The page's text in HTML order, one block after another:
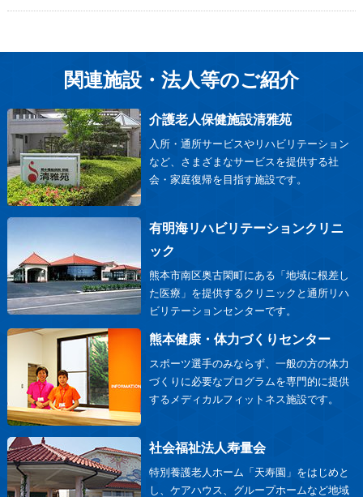
関連施設・法人等のご紹介
介護老人保健施設清雅苑
入所・通所サービスやリハビリテーション
など、さまざまなサービスを提供する社
会・家庭復帰を目指す施設です。
有明海リハビリテーションクリニ
ック
熊本市南区奥古閑町にある「地域に根差し
た医療」を提供するクリニックと通所リハ
ビリテーションセンターです。
熊本健康・体力づくりセンター
スポーツ選手のみならず、一般の方の体力
づくりに必要なプログラムを専門的に提供
するメディカルフィットネス施設です。
社会福祉法人寿量会
特別養護老人ホーム「天寿園」をはじめと
し、ケアハウス、グループホームなど地域